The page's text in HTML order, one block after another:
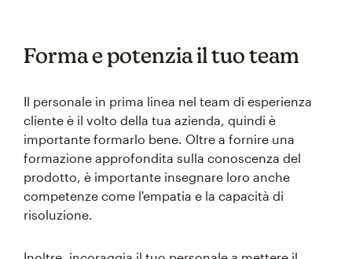
Forma e potenzia il tuo team
Il personale in prima linea nel team di esperienza
cliente è il volto della tua azienda, quindi è
importante formarlo bene. Oltre a fornire una
formazione approfondita sulla conoscenza del
prodotto, è importante insegnare loro anche
competenze come l'empatia e la capacità di
risoluzione.